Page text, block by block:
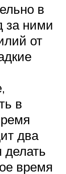
в
за ними
от
в
два
делать
время